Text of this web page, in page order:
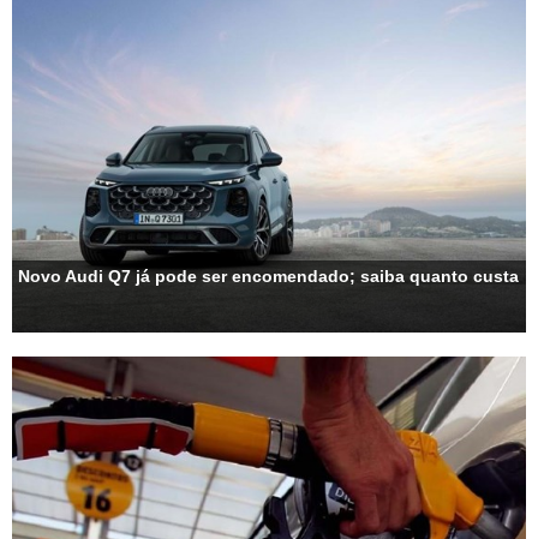
Novo Audi Q7 já pode ser encomendado; saiba quanto custa